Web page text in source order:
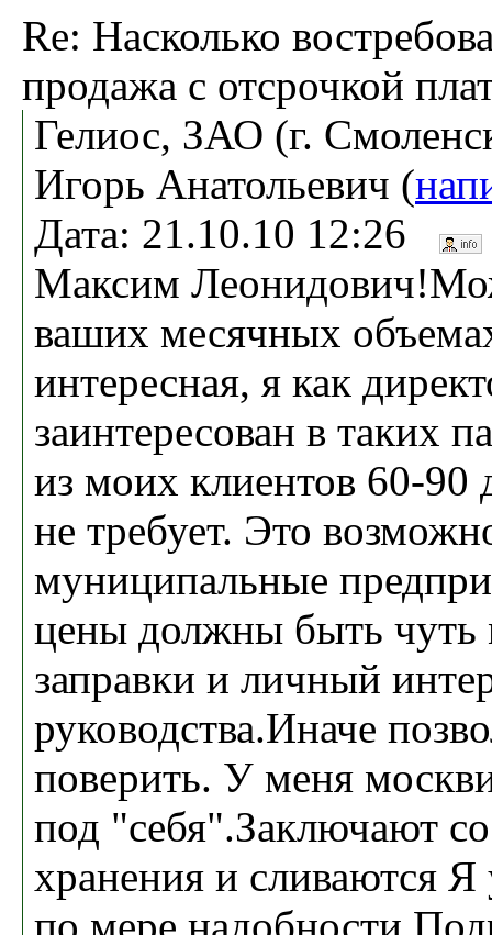
Re: Насколько
продажа с отсрочкой
Гелиос, ЗАО (г.
Игорь Анатольевич (
Дата: 21.10.10 12:26
Максим
ваших месячных
интересная, я как
заинтересован в таких
из моих клиентов 60-90
не требует. Это
муниципальные
цены должны быть чуть
заправки и личный
руководства.Иначе
поверить. У меня
под "себя".Заключают
хранения и сливаются
по мере